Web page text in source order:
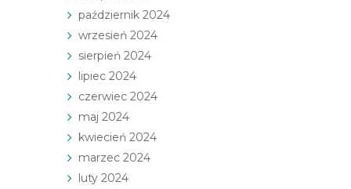
październik 2024
wrzesień 2024
sierpień 2024
lipiec 2024
czerwiec 2024
maj 2024
kwiecień 2024
marzec 2024
luty 2024